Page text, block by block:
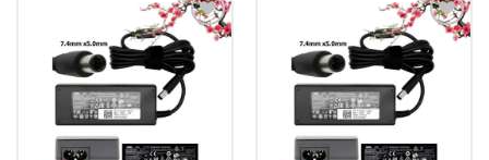
Add to
Wishlist
Add to
Wishlist